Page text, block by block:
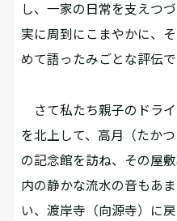
し、一家の日常を支えつ
実に周到にこまやかに、
めて語ったみごとな評伝で
さて私たち親子のドラ
を北上して、高月（たか
の記念館を訪ね、その屋
内の静かな流水の音もあ
い、渡岸寺（向源寺）に